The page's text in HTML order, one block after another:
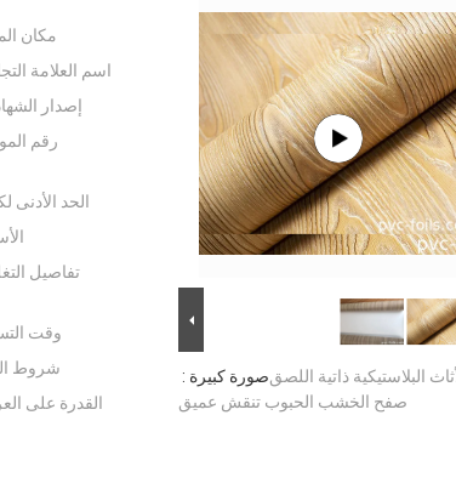
صورة كبيرة :البلاستيكية ذاتية اللصق
صفح الخشب الحبوب تنقش عميق
مكان
اسم العلامة
إصدار
رقم
الحد الأدنى
تفاصيل
وقت
شروط
القدرة على